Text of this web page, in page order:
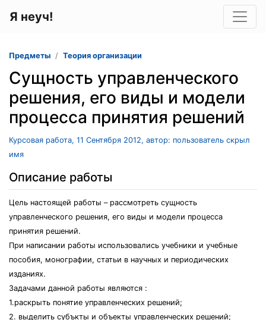
Я неуч!
Предметы Теория организации
Сущность управленческого
решения, его виды и модели
процесса принятия решений
Курсовая работа, 11 Сентября 2012, автор: пользователь скрыл
имя
Описание работы
Цель настоящей работы – рассмотреть сущность
управленческого решения, его виды и модели процесса
принятия решений.
При написании работы использовались учебники и учебные
пособия, монографии, статьи в научных и периодических
изданиях.
Задачами данной работы являются :
1.раскрыть понятие управленческих решений;
2. выделить субъкты и объекты управленческих решений;